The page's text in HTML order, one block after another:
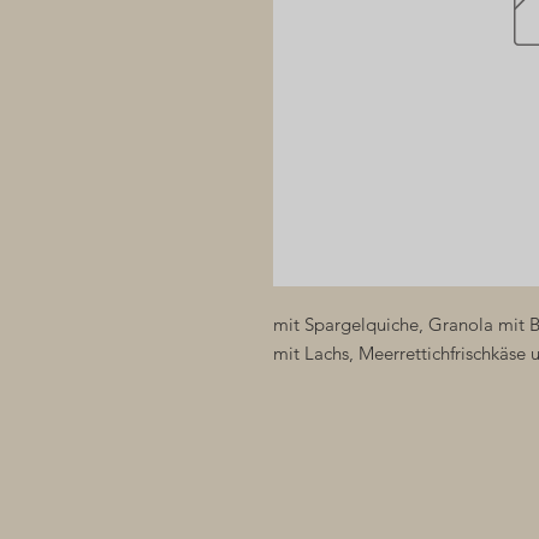
mit Spargelquiche, Granola mit
mit Lachs, Meerrettichfrischkäse